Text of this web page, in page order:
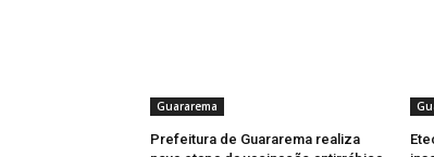
Guararema
Prefeitura de Guararema realiza